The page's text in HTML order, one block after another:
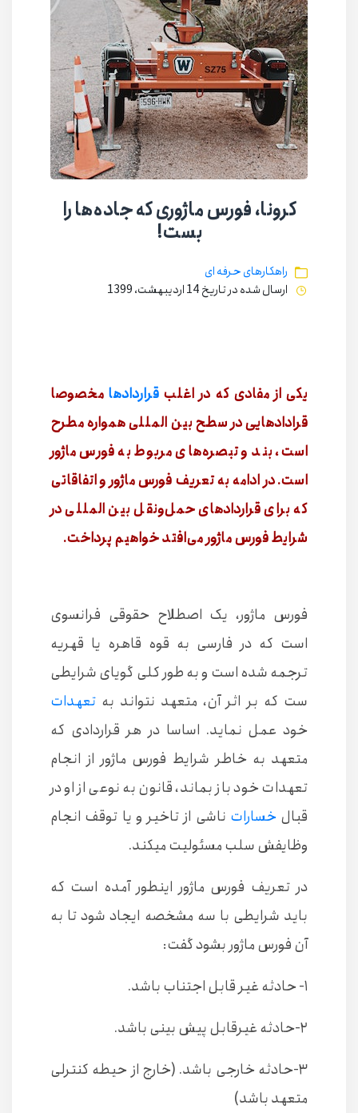
کرونا، فورس ماژوری که جاده‌ها را
بست!
راهکارهای حرفه ای
ارسال شده در تاریخ 14 اردیبهشت، 1399
یکی از مفادی که در اغلب قراردادها مخصوصا
قرادادهایی در سطح بین المللی همواره مطرح
است، بند و تبصره‌های مربوط به فورس ماژور
است. در ادامه به تعریف فورس ماژور و اتفاقاتی
که برای قراردادهای حمل‌و‌نقل بین المللی در
شرایط فورس ماژور می‌افتد خواهیم پرداخت.
فورس ماژور، یک اصطلاح حقوقی فرانسوی
است که در فارسی به قوه قاهره یا قهریه
ترجمه شده است و به طور کلی گویای شرایطی
ست که بر اثر آن، متعهد نتواند به تعهدات
خود عمل نماید. اساسا در هر قراردادی که
متعهد به خاطر شرایط فورس ماژور از انجام
تعهدات خود باز بماند، قانون به نوعی از او در
قبالخسارات ناشی از تاخیر و یا توقف انجام
وظایفش سلب مسئولیت میکند.
در تعریف فورس ماژور اینطور آمده است که
باید شرایطی با سه مشخصه ایجاد شود تا به
آن فورس ماژور بشود گفت:
۱- حادثه غیر قابل اجتناب باشد.
۲-حادثه غیرقابل پیش بینی باشد.
۳-حادثه خارجی باشد. (خارج از حیطه کنترلی
متعهد باشد)